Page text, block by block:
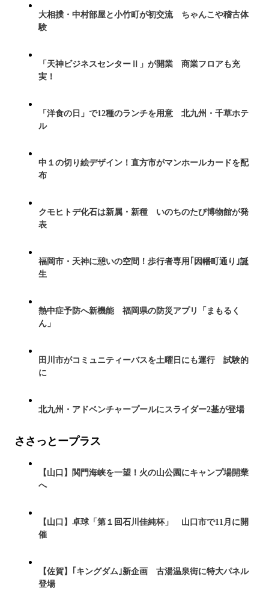
大相撲・中村部屋と小竹町が初交流 ちゃんこや稽古体
験
「天神ビジネスセンターⅡ」が開業 商業フロアも充
実！
「洋食の日」で12種のランチを用意 北九州・千草ホテ
ル
中１の切り絵デザイン！直方市がマンホールカードを配
布
クモヒトデ化石は新属・新種 いのちのたび博物館が発
表
福岡市・天神に憩いの空間！歩行者専用｢因幡町通り｣誕
生
熱中症予防へ新機能 福岡県の防災アプリ「まもるく
ん」
田川市がコミュニティーバスを土曜日にも運行 試験的
に
北九州・アドベンチャープールにスライダー2基が登場
ささっとープラス
【山口】関門海峡を一望！火の山公園にキャンプ場開業
へ
【山口】卓球「第１回石川佳純杯」 山口市で11月に開
催
【佐賀】｢キングダム｣新企画 古湯温泉街に特大パネル
登場